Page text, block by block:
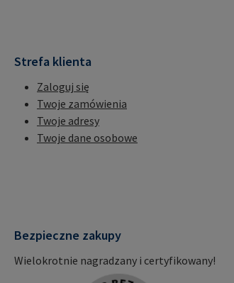
Strefa klienta
Zaloguj się
Twoje zamówienia
Twoje adresy
Twoje dane osobowe
Bezpieczne zakupy
Wielokrotnie nagradzany i certyfikowany!